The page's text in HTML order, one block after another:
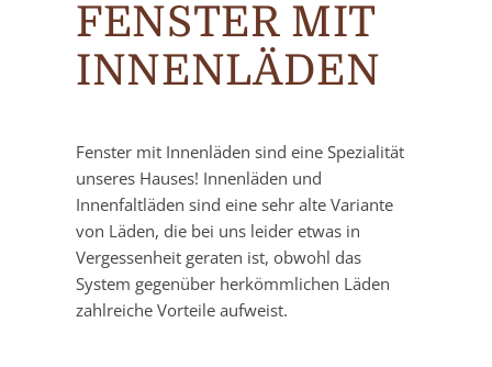
FENSTER MIT
INNENLÄDEN
Fenster mit Innenläden sind eine Spezialität
unseres Hauses! Innenläden und
Innenfaltläden sind eine sehr alte Variante
von Läden, die bei uns leider etwas in
Vergessenheit geraten ist, obwohl das
System gegenüber herkömmlichen Läden
zahlreiche Vorteile aufweist.